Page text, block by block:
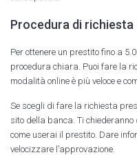
Procedura di richiesta
Per ottenere un prestito fino a
procedura chiara. Puoi fare la
modalità online è più veloce e
Se scegli di fare la richiesta
sito della banca. Ti
come userai il prestito. Dare
velocizzare l’approvazione.